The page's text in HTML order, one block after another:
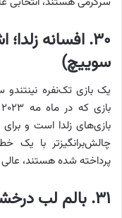
۳۰. افسانه
سوییچ)
بازی‌های زلدا است و
چالش‌برانگیزتر با
پرداخته شده هستند،
۳۱. بالم لب درخشان و خنک کننده